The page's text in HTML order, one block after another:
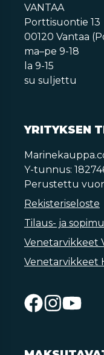
VANTAA
Porttisuontie 13
00120 Vantaa
ma–pe 9-18
la 9-15
su suljettu
YRITYKSEN
Y-tunnus:
Perustettu
Rekisteriseloste
Tilaus- ja
Venetarvikkeet
Venetarvikkeet